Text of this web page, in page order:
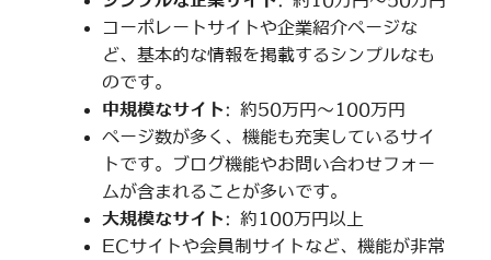
コーポレートサイトや企業紹介ページな
ど、基本的な情報を掲載するシンプルなも
のです。
中規模なサイト: 約50万円～100万円
ページ数が多く、機能も充実しているサイ
トです。ブログ機能やお問い合わせフォー
ムが含まれることが多いです。
大規模なサイト: 約100万円以上
ECサイトや会員制サイトなど、機能が非常